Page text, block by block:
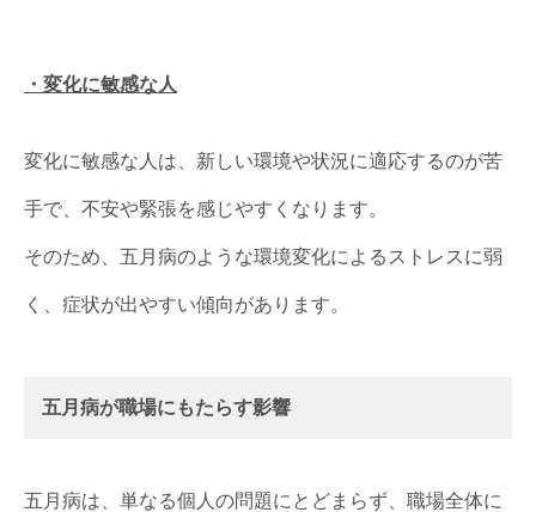
・変化に敏感な人
変化に敏感な人は、新しい環境や状況に適応するのが苦
手で、不安や緊張を感じやすくなります。
そのため、五月病のような環境変化によるストレスに弱
く、症状が出やすい傾向があります。
五月病が職場にもたらす影響
五月病は、単なる個人の問題にとどまらず、職場全体に